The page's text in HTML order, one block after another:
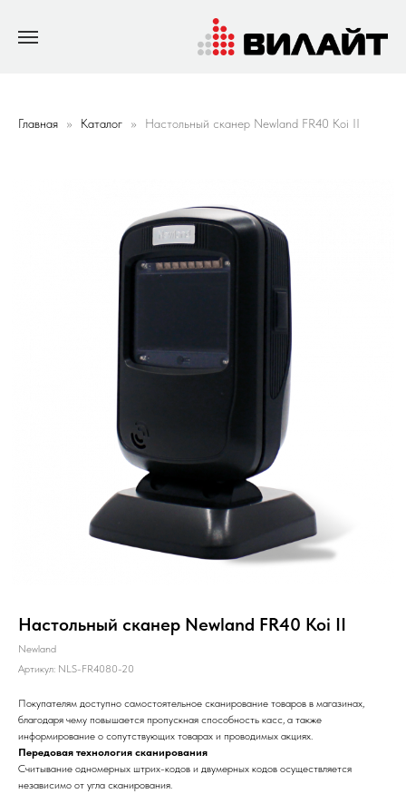
Главная Каталог Настольный сканер Newland FR40 Koi II
Настольный сканер Newland FR40 Koi II
Newland
Артикул: NLS-FR4080-20
Покупателям доступно самостоятельное сканирование товаров в магазинах,
благодаря чему повышается пропускная способность касс, а также
информирование о сопутствующих товарах и проводимых акциях.
Передовая технология сканирования
Считывание одномерных штрих-кодов и двумерных кодов осуществляется
независимо от угла сканирования.